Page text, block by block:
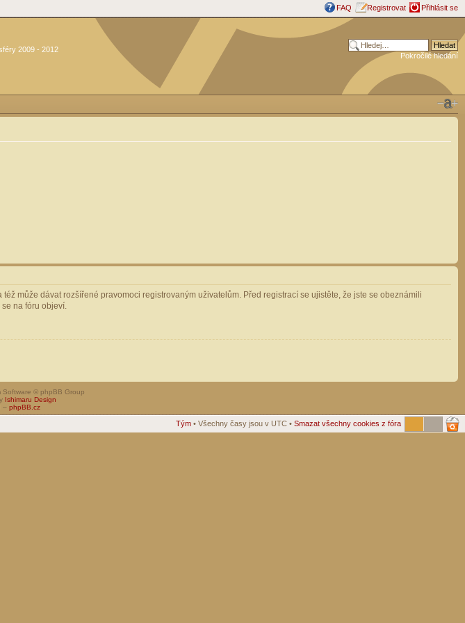
FAQ Registrovat Přihlásit se
2009 - 2012
Pokročilé hledání
může dávat rozšířené pravomoci registrovaným uživatelům. Před registrací se ujistěte, že jste se obeznámili
na fóru objeví.
Software © phpBB Group
Ishimaru Design
– phpBB.cz
Tým • Všechny časy jsou v UTC • Smazat všechny cookies z fóra